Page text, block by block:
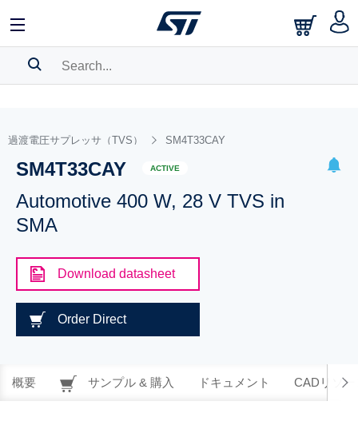
BOOKMARK
Pleaselog into show your saved searches.
過渡電圧サプレッサ（TVS） SM4T33CAY
SM4T33CAY ACTIVE
Automotive 400 W, 28 V TVS in
SMA
Download datasheet
Order Direct
概要 サンプル & 購入 ドキュメント CADリソー